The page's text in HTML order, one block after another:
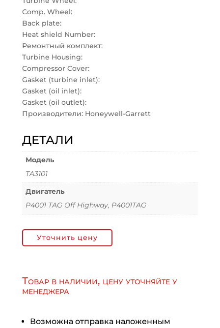
Comp. Wheel:
Back plate:
Heat shield Number:
Ремонтный комплект:
Turbine Housing:
Compressor Cover:
Gasket (turbine inlet):
Gasket (oil inlet):
Gasket (oil outlet):
Производители: Honeywell-Garrett
ДЕТАЛИ
Модель
TA3101
Двигатель
P4001 TAG Off Highway, P4001TAG
Уточнить цену
Товар в наличии, цену уточняйте у
менеджера
Возможна отправка наложенным